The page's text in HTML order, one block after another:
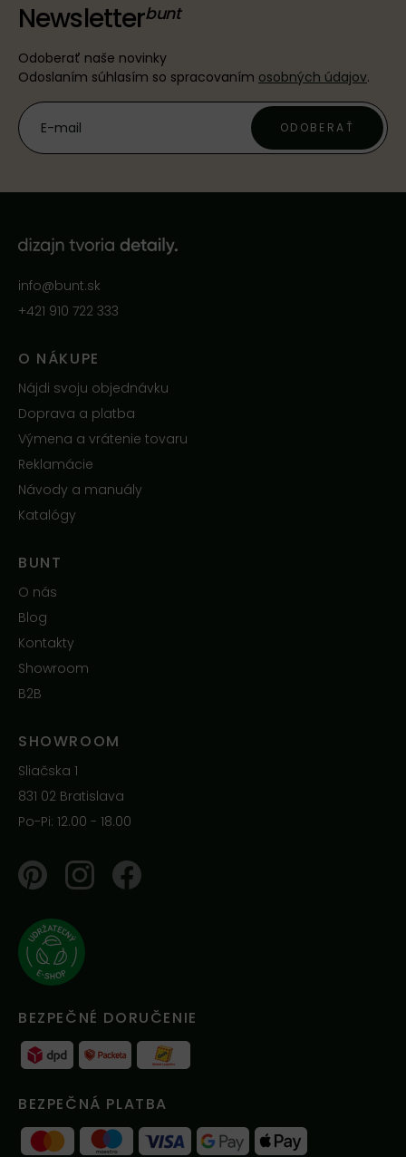
Newsletter
Odoberať naše novinky
Odoslaním súhlasím so spracovaním osobných údajov.
ODOBERAŤ
info@bunt.sk
+421 910 722 333
O NÁKUPE
Nájdi svoju objednávku
Doprava a platba
Výmena a vrátenie tovaru
Reklamácie
Návody a manuály
Katalógy
BUNT
O nás
Blog
Kontakty
Showroom
B2B
SHOWROOM
Sliačska 1
831 02 Bratislava
Po-Pi: 12.00 - 18.00
PinterestInstagramFacebook
BEZPEČNÉ DORUČENIE
BEZPEČNÁ PLATBA